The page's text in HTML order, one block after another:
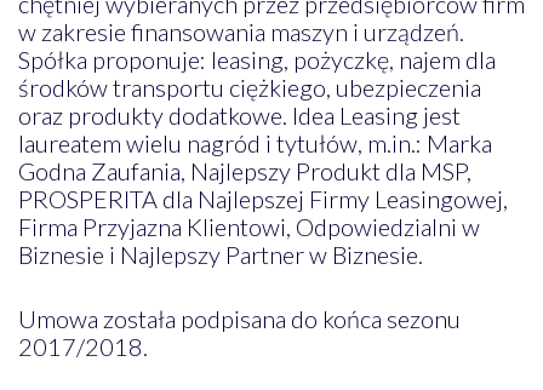
w zakresie finansowania maszyn i urządzeń.
Spółka proponuje: leasing, pożyczkę, najem dla
środków transportu ciężkiego, ubezpieczenia
oraz produkty dodatkowe. Idea Leasing jest
laureatem wielu nagród i tytułów, m.in.: Marka
Godna Zaufania, Najlepszy Produkt dla MSP,
PROSPERITA dla Najlepszej Firmy Leasingowej,
Firma Przyjazna Klientowi, Odpowiedzialni w
Biznesie i Najlepszy Partner w Biznesie.
Umowa została podpisana do końca sezonu
2017/2018.